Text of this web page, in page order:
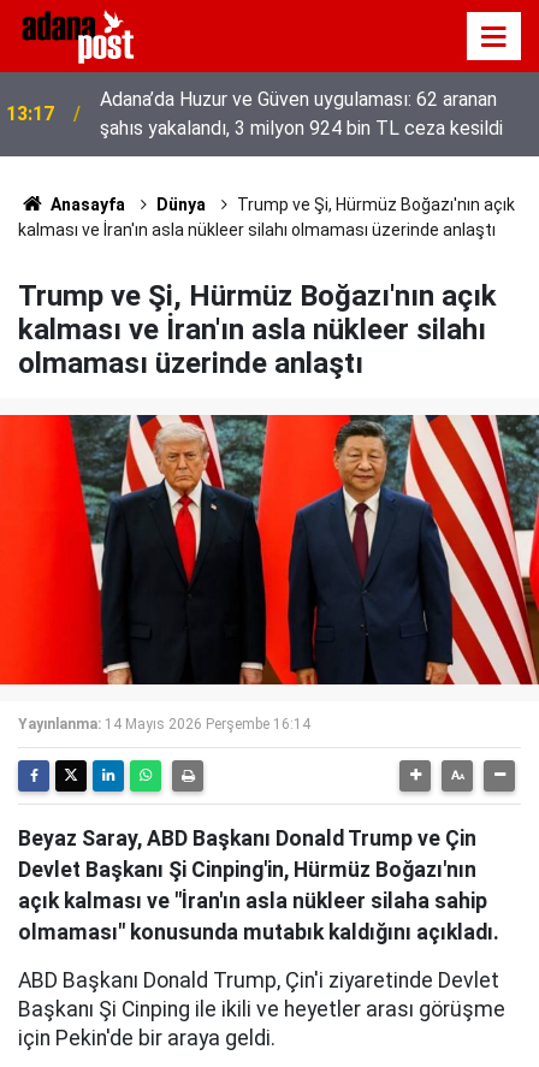
13:17
Adana’da Huzur ve Güven uygulaması: 62 aranan
şahıs yakalandı, 3 milyon 924 bin TL ceza kesildi
Anasayfa Dünya
Trump ve Şi, Hürmüz Boğazı'nın açık
kalması ve İran'ın asla nükleer silahı olmaması üzerinde anlaştı
Trump ve Şi, Hürmüz Boğazı'nın açık
kalması ve İran'ın asla nükleer silahı
olmaması üzerinde anlaştı
Yayınlanma: 14 Mayıs 2026 Perşembe 16:14
Beyaz Saray, ABD Başkanı Donald Trump ve Çin
Devlet Başkanı Şi Cinping'in, Hürmüz Boğazı'nın
açık kalması ve "İran'ın asla nükleer silaha sahip
olmaması" konusunda mutabık kaldığını açıkladı.
ABD Başkanı Donald Trump, Çin'i ziyaretinde Devlet
Başkanı Şi Cinping ile ikili ve heyetler arası görüşme
için Pekin'de bir araya geldi.